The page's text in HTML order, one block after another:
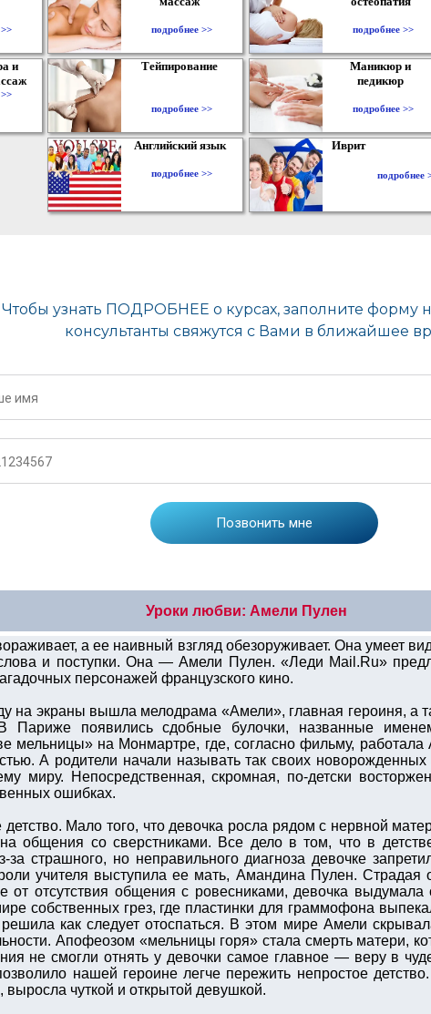
подробнее >> подробнее >>
и
Тейпирование
подробнее >>
Маникюр и
педикюр
подробнее >>
Английский язык
подробнее >>
Иврит
подробнее
Уроки любви: Амели Пулен
а ее наивный взгляд обезоруживает. Она умеет
и поступки. Она — Амели Пулен. «Леди Mail.Ru»
персонажей французского кино.
на экраны вышла мелодрама «Амели», главная героиня, а
Париже появились сдобные булочки, названные
мельницы» на Монмартре, где, согласно фильму, работала
А родители начали называть так своих
миру. Непосредственная, скромная, по-детски
ошибках.
Мало того, что девочка росла рядом с нервной
общения со сверстниками. Все дело в том, что в
за страшного, но неправильного диагноза девочке
учителя выступила ее мать, Амандина Пулен. Страдая
от отсутствия общения с ровесниками, девочка
собственных грез, где пластинки для граммофона
как следует отоспаться. В этом мире Амели
Апофеозом «мельницы горя» стала смерть матери,
не смогли отнять у девочки самое главное — веру в
нашей героине легче пережить непростое
выросла чуткой и открытой девушкой.